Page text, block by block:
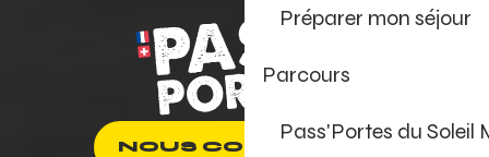
Préparer mon séjour
Parcours
Pass'Portes du Soleil
NOUS CONTACTER